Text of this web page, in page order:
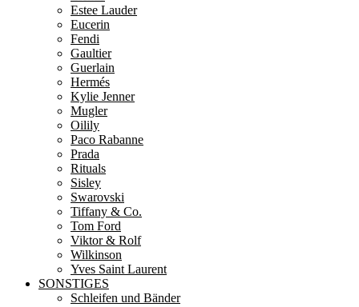
Estee Lauder
Eucerin
Fendi
Gaultier
Guerlain
Hermés
Kylie Jenner
Mugler
Oilily
Paco Rabanne
Prada
Rituals
Sisley
Swarovski
Tiffany & Co.
Tom Ford
Viktor & Rolf
Wilkinson
Yves Saint Laurent
SONSTIGES
Schleifen und Bänder